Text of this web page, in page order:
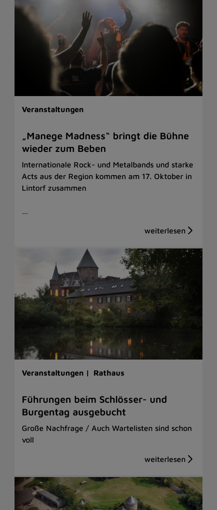
Veranstaltungen
„Manege Madness“ bringt die Bühne
wieder zum Beben
Internationale Rock- und Metalbands und starke
Acts aus der Region kommen am 17. Oktober in
Lintorf zusammen
…
Veranstaltungen | Rathaus
Führungen beim Schlösser- und
Burgentag ausgebucht
Große Nachfrage / Auch Wartelisten sind schon
voll